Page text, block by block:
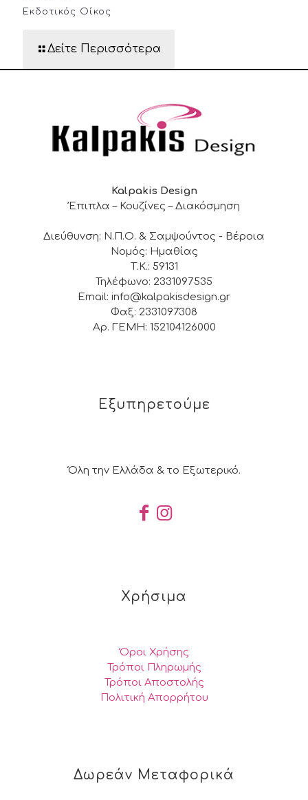
Εκδοτικός Οίκος
Δείτε Περισσότερα
Kalpakis Design
Έπιπλα – Κουζίνες – Διακόσμηση
Διεύθυνση: Ν.Π.Ο. & Σαμψούντος - Βέροια
Νομός: Ημαθίας
Τ.Κ.: 59131
Τηλέφωνο: 2331097535
Email: info@kalpakisdesign.gr
Φαξ: 2331097308
Αρ. ΓΕΜΗ: 152104126000
Εξυπηρετούμε
Όλη την Ελλάδα & το Εξωτερικό.
Χρήσιμα
Όροι Χρήσης
Τρόποι Πληρωμής
Τρόποι Αποστολής
Πολιτική Απορρήτου
Δωρεάν Μεταφορικά